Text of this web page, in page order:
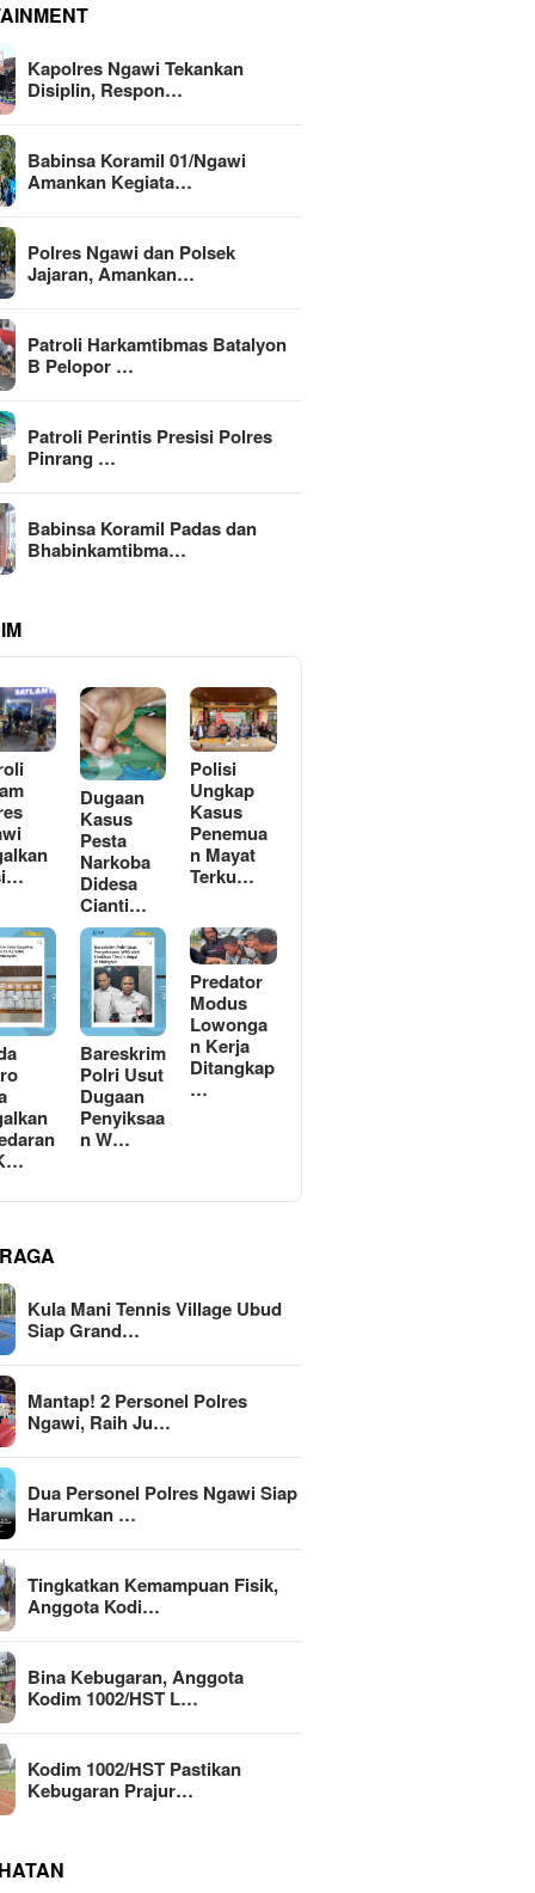
Kapolres Ngawi Tekankan
Disiplin, Respon…
Babinsa Koramil 01/Ngawi
Amankan Kegiata…
Polres Ngawi dan Polsek
Jajaran, Amankan…
Patroli Harkamtibmas Batalyon
B Pelopor …
Patroli Perintis Presisi Polres
Pinrang …
Babinsa Koramil Padas dan
Bhabinkamtibma…
Dugaan
Kasus
Pesta
Narkoba
Didesa
Cianti…
Polisi
Ungkap
Kasus
Penemua
n Mayat
Terku…
Bareskrim
Polri Usut
Dugaan
Penyiksaa
n W…
Predator
Modus
Lowonga
n Kerja
Ditangkap
…
Kula Mani Tennis Village Ubud
Siap Grand…
Mantap! 2 Personel Polres
Ngawi, Raih Ju…
Dua Personel Polres Ngawi Siap
Harumkan …
Tingkatkan Kemampuan Fisik,
Anggota Kodi…
Bina Kebugaran, Anggota
Kodim 1002/HST L…
Kodim 1002/HST Pastikan
Kebugaran Prajur…